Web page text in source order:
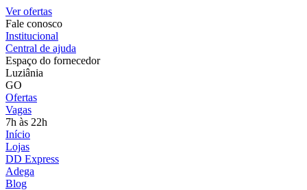
Ver ofertas
Fale conosco
Institucional
Central de ajuda
Espaço do fornecedor
Luziânia
GO
Ofertas
Vagas
7h às 22h
Início
Lojas
DD Express
Adega
Blog